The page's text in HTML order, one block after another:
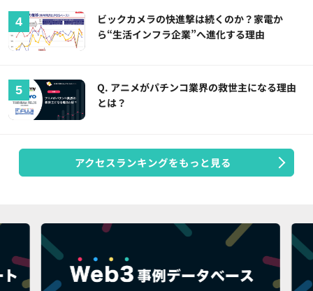
ビックカメラの快進撃は続くのか？家電か
ら“生活インフラ企業”へ進化する理由
Q. アニメがパチンコ業界の救世主になる理由
とは？
アクセスランキングをもっと見る